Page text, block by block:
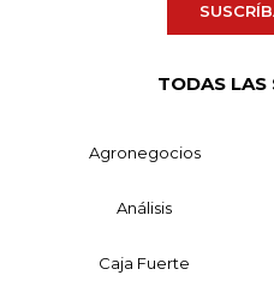
TODAS LAS
Agronegocios
Análisis
Caja Fuerte